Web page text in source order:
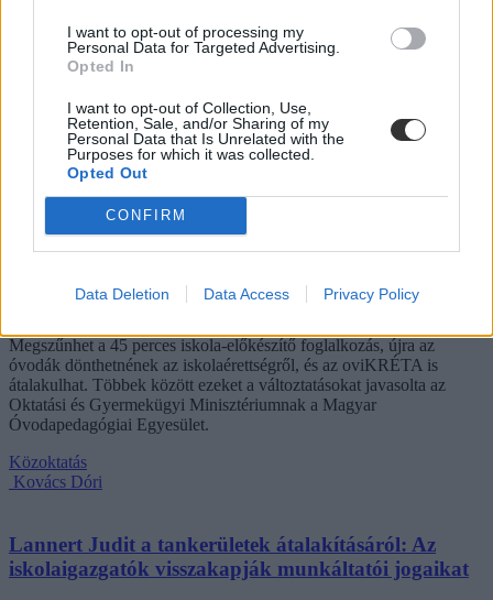
I want to opt-out of processing my
Personal Data for Targeted Advertising.
Opted In
I want to opt-out of Collection, Use,
Retention, Sale, and/or Sharing of my
Personal Data that Is Unrelated with the
Purposes for which it was collected.
Opted Out
CONFIRM
Data Deletion Data Access Privacy Policy
vállalhatnak diákmunkát – több mint százezer
levelezős hallgatót érinthet a szabály
„Szinte bárhol voltam állásinterjún, mikor megtudták, hogy levelező
tagozatos hallgató vagyok, egyből húzni kezdték a szájukat” –
számolt be tapasztalatairól az Eduline-nak egy egyetemista. Példája
azonban korántsem egyedi: több levelezős hallgató számolt be
hasonló nehézségekről.
Kovács Dóri
óvodák dönthetnének az iskolaérettségről
Megszűnhet a 45 perces iskola-előkészítő foglalkozás, újra az
óvodák dönthetnének az iskolaérettségről, és az oviKRÉTA is
átalakulhat. Többek között ezeket a változtatásokat javasolta az
Oktatási és Gyermekügyi Minisztériumnak a Magyar
Óvodapedagógiai Egyesület.
Közoktatás
Kovács Dóri
Lannert Judit a tankerületek átalakításáról: Az
iskolaigazgatók visszakapják munkáltatói jogaikat